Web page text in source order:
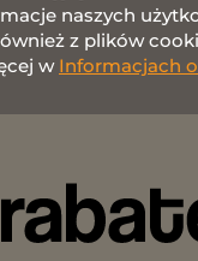
naszych
z plików
w Informacjach